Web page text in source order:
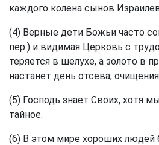
каждого колена сынов
(4) Верные дети Божьи часто
пер.) и видимая Церковь с
теряется в шелухе, а золото в
настанет день отсева,
(5) Господь знает Своих, хотя
тайное.
(6) В этом мире хороших